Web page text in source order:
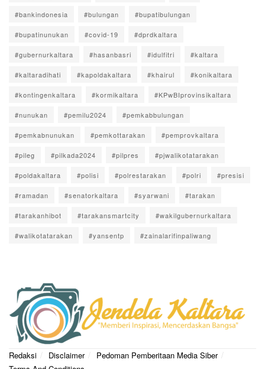
#bankindonesia #bulungan #bupatibulungan
#bupatinunukan #covid-19 #dprdkaltara
#gubernurkaltara #hasanbasri #idulfitri #kaltara
#kaltaradihati #kapoldakaltara #khairul #konikaltara
#kontingenkaltara #kormikaltara #KPwBIprovinsikaltara
#nunukan #pemilu2024 #pemkabbulungan
#pemkabnunukan #pemkottarakan #pemprovkaltara
#pileg #pilkada2024 #pilpres #pjwalikotatarakan
#poldakaltara #polisi #polrestarakan #polri #presisi
#ramadan #senatorkaltara #syarwani #tarakan
#tarakanhibot #tarakansmartcity #wakilgubernurkaltara
#walikotatarakan #yansentp #zainalarifinpaliwang
Redaksi Disclaimer
Pedoman Pemberitaan Media Siber